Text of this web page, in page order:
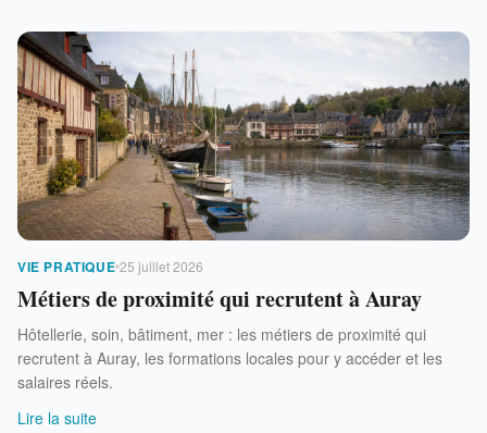
VIE PRATIQUE 25 juillet 2026
Métiers de proximité qui recrutent à Auray
Hôtellerie, soin, bâtiment, mer : les métiers de proximité qui
recrutent à Auray, les formations locales pour y accéder et les
salaires réels.
Lire la suite